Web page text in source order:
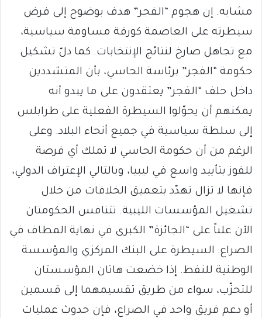
مشابه. إن هجوم “الفجر” هدف بوضوح إلى فرض
سيطرته على العاصمة كورقة مساومة سياسية،
مع تجاهل صارخ لنتائج الإنتخابات. كما دلّ تشكيل
حكومة “الفجر” برئاسة الحاسي، بأن المتشددين
داخل حلف “الفجر” يعتقدون على ما يبدو أنه
يمكنهم أن يحوّلوا السيطرة الفعلية على طرابلس
إلى سلطة سياسية في جميع أنحاء البلاد. وعلى
الرغم من أن حكومة الحاسي لا تملك أي فرصة
للفوز بتأييد واسع في ليبيا، وبالتالي الإعتراف الدولي،
فإنها لا تزال تهدّد بتعميق الخلافات من خلال
تشغيل المؤسسات الليبية. تتنافس الحكومتان
الآن علناً على “الجائزة” الكبرى في نهاية المطاف في
الصراع: السيطرة على البنك المركزي والمؤسسة
الوطنية للنفط. إذا خضعت هاتان المؤسستان
للتحزّب، سواء من طريق تقسيمهما إلى قسمين
أو دعم فريق واحد في الصراع، فإن حدوث عمليات